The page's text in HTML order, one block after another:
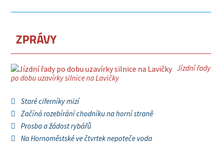
ZPRÁVY
Jízdní řady
po dobu uzavírky silnice na Lavičky
Staré ciferníky mizí
Začíná rozebírání chodníku na horní straně
Prosba a žádost rybářů
Na Hornoměstské ve čtvrtek nepoteče voda